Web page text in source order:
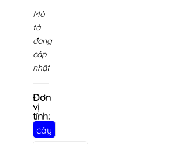
Mô
tả
đang
cập
nhật
Đơn
vị
tính:
cây